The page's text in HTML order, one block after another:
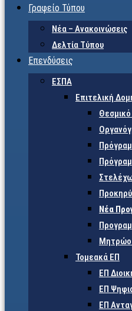
Γραφείο Τύπου
Νέα – Ανακοινώσεις
Δελτία Τύπου
Επενδύσεις
ΕΣΠΑ
Επιτελική
Θεσμικό
Νέα
Μητρώο
Τομεακά ΕΠ
ΕΠ
ΕΠ
ΕΠ